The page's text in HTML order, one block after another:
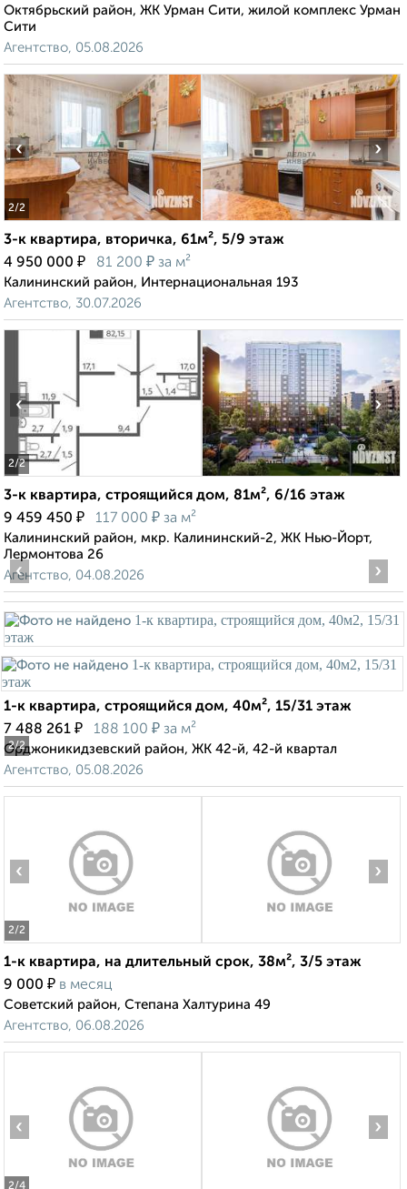
Октябрьский район, ЖК Урман Сити, жилой комплекс Урман
Сити
Агентство, 05.08.2026
2/2
‹ ›
3-к квартира, вторичка, 61м², 5/9 этаж
4 950 000 ₽ 81 200 ₽ за м²
Калининский район, Интернациональная 193
Агентство, 30.07.2026
2/2
‹ ›
3-к квартира, строящийся дом, 81м², 6/16 этаж
9 459 450 ₽ 117 000 ₽ за м²
Калининский район, мкр. Калининский-2, ЖК Нью-Йорт,
Лермонтова 26
Агентство, 04.08.2026
2/2
‹ ›
1-к квартира, строящийся дом, 40м², 15/31 этаж
7 488 261 ₽ 188 100 ₽ за м²
Орджоникидзевский район, ЖК 42-й, 42-й квартал
Агентство, 05.08.2026
2/2
‹ ›
1-к квартира, на длительный срок, 38м², 3/5 этаж
9 000 ₽ в месяц
Советский район, Степана Халтурина 49
Агентство, 06.08.2026
2/4
‹ ›